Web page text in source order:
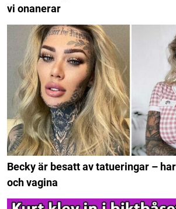
vi onanerar
Becky är besatt av tatueringar –
och vagina